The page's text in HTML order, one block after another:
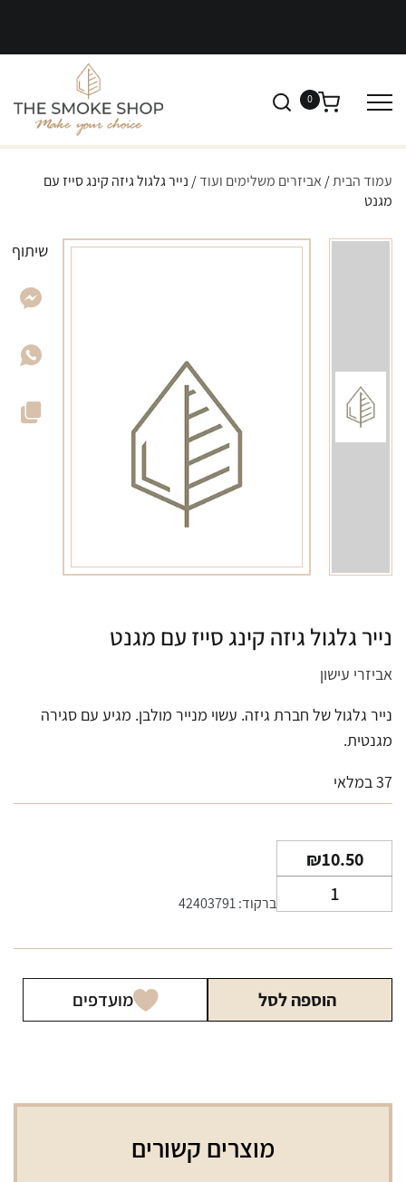
0
עמוד הבית/ אביזרים משלימים ועוד/ נייר גלגול גיזה קינג סייז עם
מגנט
נייר גלגול גיזה קינג סייז עם מגנט
אביזרי עישון
נייר גלגול של חברת גיזה. עשוי מנייר מולבן. מגיע עם סגירה
מגנטית.
37 במלאי
₪10.50
של
ברקוד: 42403791
הוספה לסל מועדפים
שיתוף
מוצרים קשורים